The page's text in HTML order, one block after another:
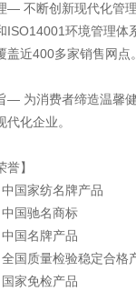
— 不断创新现代化管
ISO14001环境管理体
盖近400多家销售网点。
— 为消费者缔造温馨
代化企业。
誉】
国家纺名牌产品
国驰名商标
国名牌产品
国质量检验稳定合格
家免检产品